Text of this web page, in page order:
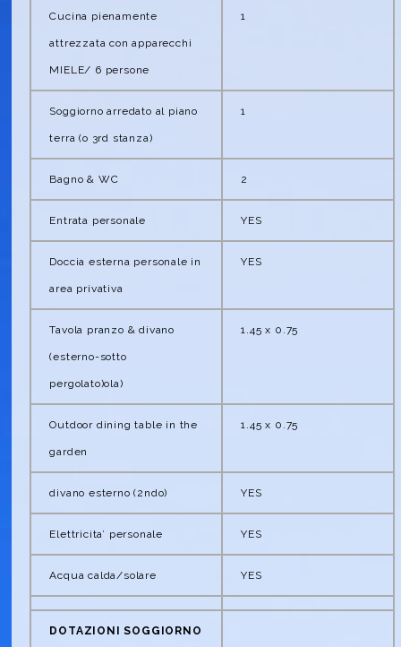
Cucina pienamente
attrezzata con apparecchi
MIELE/ 6 persone
1
Soggiorno arredato al piano
terra (o 3rd stanza)
1
Bagno & WC 2
Entrata personale YES
Doccia esterna personale in
area privativa
YES
Tavola pranzo & divano
(esterno-sotto
pergolato)ola)
1.45 x 0.75
Outdoor dining table in the
garden
1.45 x 0.75
divano esterno (2ndo) YES
Elettricita’ personale YES
Acqua calda/solare YES
DOTAZIONI SOGGIORNO